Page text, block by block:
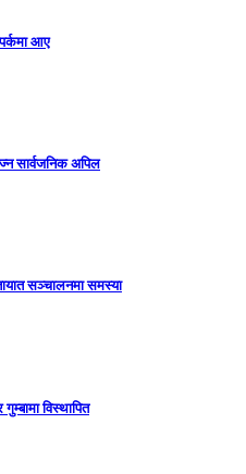
आए
सार्वजनिक अपिल
सञ्चालनमा समस्या
विस्थापित